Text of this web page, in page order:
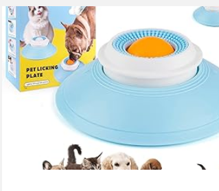
–
INTELLIGENZSPIELZEUG
MIT
4
SCHWIERIGKEITSSTUFEN
INTERAKTIVES
HU…